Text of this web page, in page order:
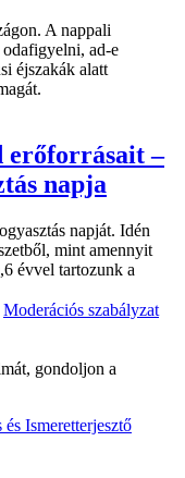
A nappali
odafigyelni, ad-e
éjszakák alatt
erőforrásait –
napja
napját. Idén
mint amennyit
évvel tartozunk a
Moderációs szabályzat
gondoljon a
Ismeretterjesztő